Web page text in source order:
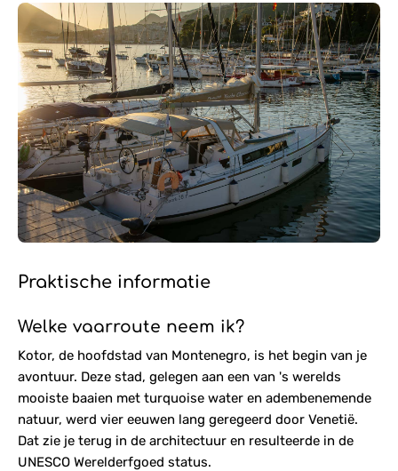
Praktische informatie
Welke vaarroute neem ik?
Kotor, de hoofdstad van Montenegro, is het begin van je
avontuur. Deze stad, gelegen aan een van 's werelds
mooiste baaien met turquoise water en adembenemende
natuur, werd vier eeuwen lang geregeerd door Venetië.
Dat zie je terug in de architectuur en resulteerde in de
UNESCO Werelderfgoed status.